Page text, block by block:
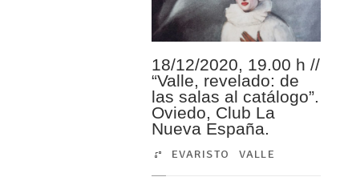
18/12/2020, 19.00 h //
“Valle, revelado: de
las salas al catálogo”.
Oviedo, Club La
Nueva España.
EVARISTO VALLE